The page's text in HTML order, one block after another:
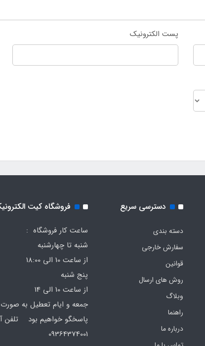
پست الکترونیک
دسترسی سریع
دسته بندی
سفارش خارجی
قوانین
روش های ارسال
وبلاگ
راهنما
درباره ما
فروشگاه کیت
ساعت کار فروشگاه :
شنبه تا چهارشنبه
از ساعت 10 الی 18:00
پنج شنبه
از ساعت 10 الی 14
جمعه و ایام تعطیل به صورت
پاسخگو خواهیم بود تلفن